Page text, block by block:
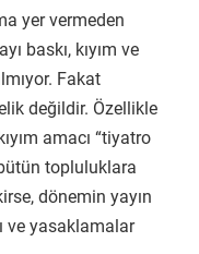
yer vermeden
baskı, kıyım ve
Fakat
değildir. Özellikle
amacı “tiyatro
topluluklara
dönemin yayın
ve yasaklamalar